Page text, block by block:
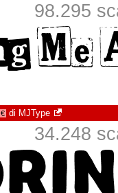
98.295
€ di MJType
34.248